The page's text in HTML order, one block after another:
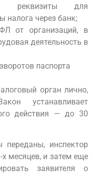
реквизиты для
налога через банк;
от организаций, в
деятельность в
паспорта
орган лично,
устанавливает
действия — до 30
переданы, инспектор
месяцев, и затем еще
заявителя о